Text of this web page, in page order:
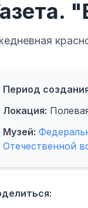
Период
Локация:
Музей:
Отечественной